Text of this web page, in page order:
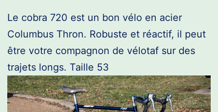
Le cobra 720 est un bon vélo en acier
Columbus Thron. Robuste et réactif, il peut
être votre compagnon de vélotaf sur des
trajets longs. Taille 53